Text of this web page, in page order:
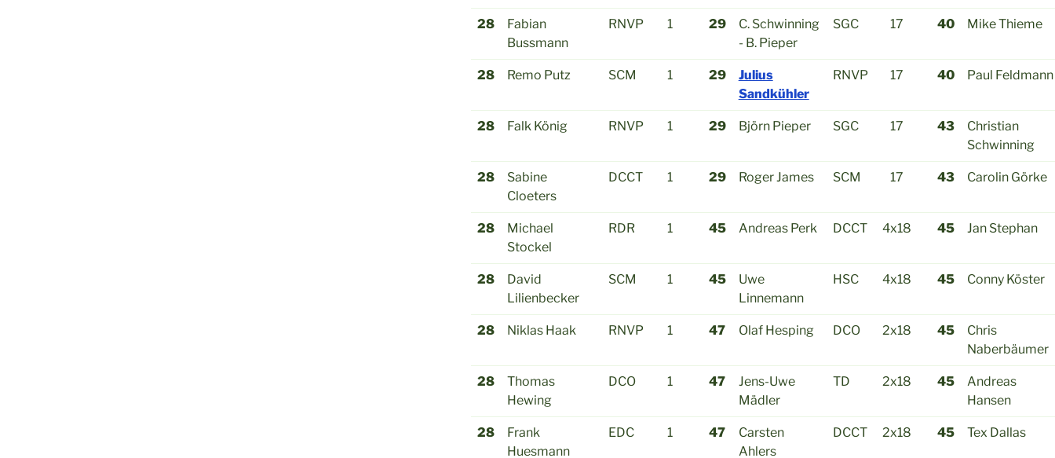
28
Fabian
Bussmann
RNVP 1 29
C. Schwinning
- B. Pieper
SGC 17 40 Mike Thieme
28 Remo Putz SCM 1 29
Julius
Sandkühler
RNVP 17 40 Paul Feldmann
28 Falk König RNVP 1 29 Björn Pieper SGC 17 43
Christian
Schwinning
28
Sabine
Cloeters
DCCT 1 29 Roger James SCM 17 43 Carolin Görke
28
Michael
Stockel
RDR 1 45 Andreas Perk DCCT 4x18 45 Jan Stephan
28
David
Lilienbecker
SCM 1 45
Uwe
Linnemann
HSC 4x18 45 Conny Köster
28 Niklas Haak RNVP 1 47 Olaf Hesping DCO 2x18 45
Chris
Naberbäumer
28
Thomas
Hewing
DCO 1 47
Jens-Uwe
Mädler
TD 2x18 45
Andreas
Hansen
28
Frank
Huesmann
EDC 1 47
Carsten
Ahlers
DCCT 2x18 45 Tex Dallas